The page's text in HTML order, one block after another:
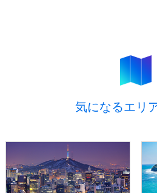
お問い合
ー
キラキラ台北 ３日間
ご予約
気になるエリ